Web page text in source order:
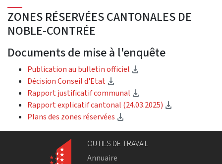
ZONES RÉSERVÉES CANTONALES DE
NOBLE-CONTRÉE
Documents de mise à l'enquête
Publication au bulletin officiel
Décision Conseil d'Etat
Rapport justificatif communal
Rapport explicatif cantonal (24.03.2025)
Plans des zones réservées
OUTILS DE TRAVAIL
Annuaire